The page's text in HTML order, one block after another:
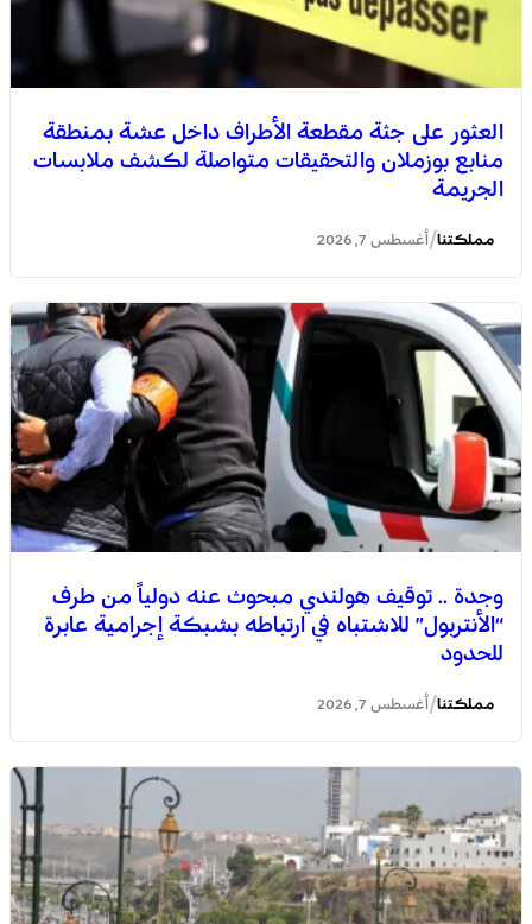
العثور على جثة مقطعة الأطراف داخل عشة بمنطقة
منابع بوزملان والتحقيقات متواصلة لكشف ملابسات
الجريمة
مملكتنا/أغسطس 7, 2026
وجدة .. توقيف هولندي مبحوث عنه دولياً من طرف
“الأنتربول” للاشتباه في ارتباطه بشبكة إجرامية عابرة
للحدود
مملكتنا/أغسطس 7, 2026
التفاصيل الكاملة لاقتحام ولي العهد مياه سبتة المحتلة على
لسان الهدهد !